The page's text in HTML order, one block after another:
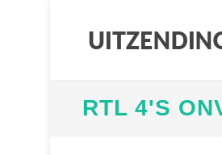
RTL 4'S